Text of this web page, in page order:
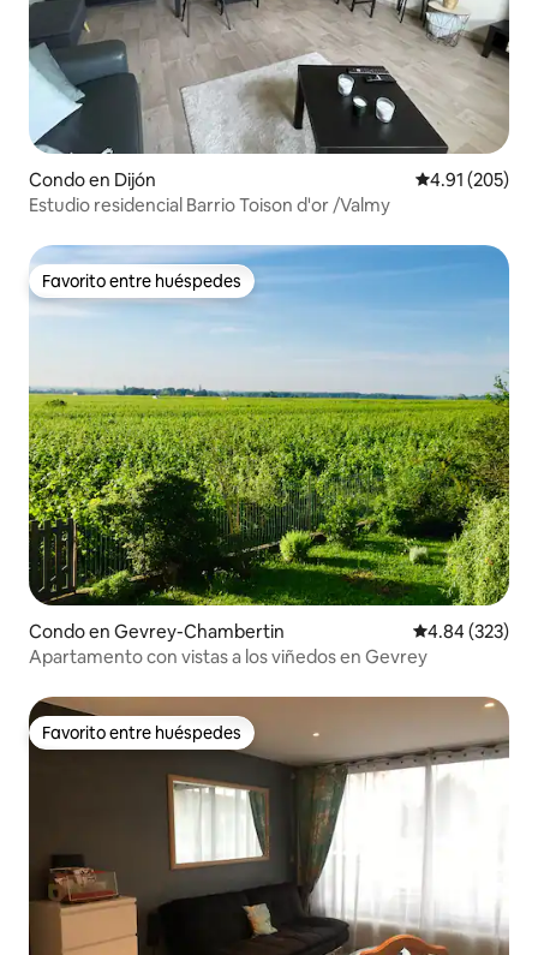
Condo en Dijón Calificación
4.91 (205)
Estudio residencial Barrio Toison d'or /Valmy
Favorito entre huéspedes
Favorito entre huéspedes
Condo en Gevrey-Chambertin Calificación
4.84 (323)
Apartamento con vistas a los viñedos en Gevrey
Favorito entre huéspedes
Favorito entre huéspedes